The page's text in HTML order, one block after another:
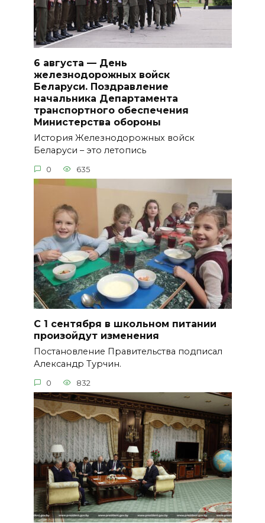
6 августа — День
железнодорожных войск
Беларуси. Поздравление
начальника Департамента
транспортного обеспечения
Министерства обороны
История Железнодорожных войск
Беларуси – это летопись
0 635
С 1 сентября в школьном питании
произойдут изменения
Постановление Правительства подписал
Александр Турчин.
0 832